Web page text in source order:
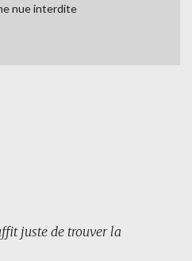
nue interdite
juste de trouver la